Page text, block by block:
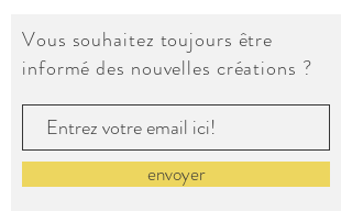
Vous souhaitez toujours être
informé des nouvelles créations ?
envoyer